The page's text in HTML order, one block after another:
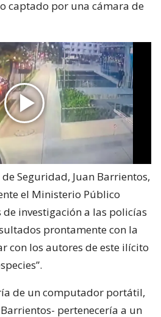
captado por una cámara de
Seguridad, Juan Barrientos,
el Ministerio Público
investigación a las policías
prontamente con la
con los autores de este ilícito
de un computador portátil,
pertenecería a un